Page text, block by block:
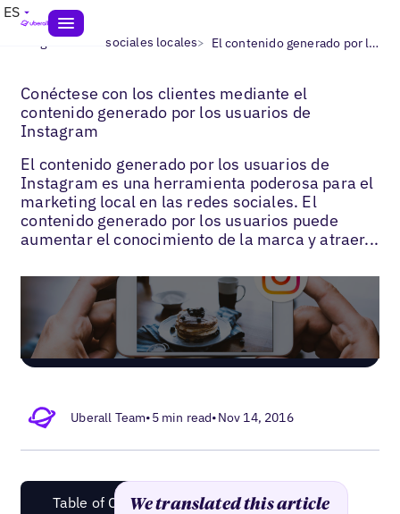
ES
Blogs> Redes sociales locales> El contenido generado por los usuarios de Instagram
Conéctese con los clientes mediante el
contenido generado por los usuarios de
Instagram
El contenido generado por los usuarios de
Instagram es una herramienta poderosa para el
marketing local en las redes sociales. El
contenido generado por los usuarios puede
aumentar el conocimiento de la marca y atraer...
Uberall Team•5 min read•Nov 14, 2016
Table of ContentWe translated this article